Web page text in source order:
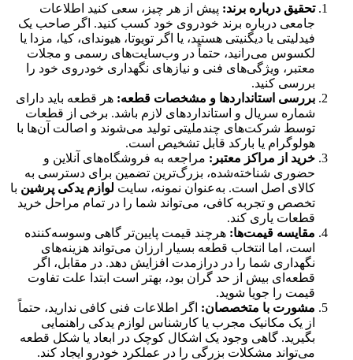
تحقیق درباره برند: پیش از هر چیز، سعی کنید اطلاعات
جامعی درباره برند خودروی خود کسب کنید. اگر صاحب یک
فیدلیتی یا دیگنیتی هستید، یا اگر تویوتا، هیوندای، کیا، مزدا یا
لکسوس می‌رانید، حتماً در وب‌سایت‌های رسمی و مجلات
معتبر، ویژگی‌های فنی و نیازهای نگهداری خودروی خود را
بررسی کنید.
بررسی استانداردها و مشخصات قطعه: هر قطعه باید دارای
شماره سریال و استانداردهای لازم باشد. برخی از قطعات
توسط شرکت‌های چندملیتی تولید می‌شوند و اصالت آن‌ها با
هولوگرام یا بارکد قابل تشخیص است.
خرید از مراکز معتبر : مراجعه به فروشگاه‌های آنلاین و
حضوری شناخته‌شده، بزرگ‌ترین تضمین برای دسترسی به
کالای اصل است. به‌عنوان نمونه، سایت لوازم یدکی پرشین با
تخصص و تجربه کافی، می‌تواند شما را در تمام مراحل خرید
قطعات یاری کند.
مقایسه قیمتها: هرچند قیمت پایین‌تر گاهی وسوسه‌کننده
است، اما انتخاب قطعه بسیار ارزان می‌تواند هزینه‌های
نگهداری شما را در درازمدت افزایش دهد. در مقابل، اگر
قطعه‌ای بیش از حد گران بود، بهتر است ابتدا علت تفاوت
قیمت را جویا شوید.
مشورت با متخصصان: اگر اطلاعات فنی کافی ندارید، حتماً
از یک مکانیک مجرب یا کارشناس لوازم یدکی راهنمایی
بگیرید. گاهی وجود یک اشکال کوچک در ابعاد یا شکل قطعه
می‌تواند مشکلات بزرگی را در عملکرد خودرو ایجاد کند.